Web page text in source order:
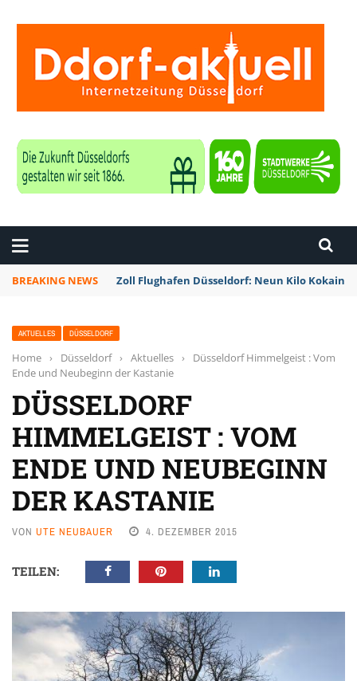
BREAKING NEWS Zoll Flughafen Düsseldorf: Neun Kilo Kokain
AKTUELLES DÜSSELDORF
Home › Düsseldorf › Aktuelles ›
Düsseldorf Himmelgeist : Vom
Ende und Neubeginn der Kastanie
DÜSSELDORF
HIMMELGEIST : VOM
ENDE UND NEUBEGINN
DER KASTANIE
VON UTE NEUBAUER 4. DEZEMBER 2015
TEILEN: